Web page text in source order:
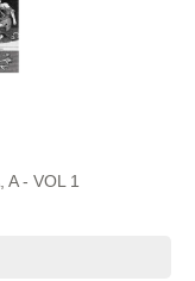
A - VOL 1